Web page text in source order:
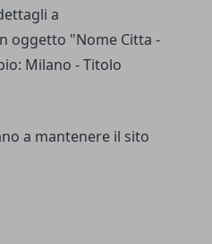
a
oggetto "Nome Citta -
Milano - Titolo
a mantenere il sito